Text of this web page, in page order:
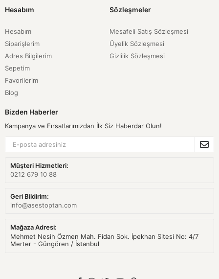
Hesabım
Hesabım
Siparişlerim
Adres Bilgilerim
Sepetim
Favorilerim
Blog
Sözleşmeler
Mesafeli Satış Sözleşmesi
Üyelik Sözleşmesi
Gizlilik Sözleşmesi
Bizden Haberler
Kampanya ve Fırsatlarımızdan İlk Siz Haberdar Olun!
Müşteri Hizmetleri:
0212 679 10 88
Geri Bildirim:
info@asestoptan.com
Mağaza Adresi:
Mehmet Nesih Özmen Mah. Fidan Sok. İpekhan Sitesi No: 4/7
Merter - Güngören / İstanbul